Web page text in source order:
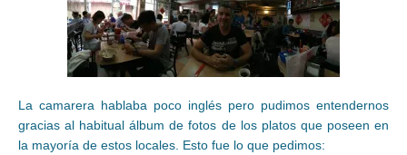
La camarera hablaba poco inglés pero pudimos entendernos
gracias al habitual álbum de fotos de los platos que poseen en
la mayoría de estos locales. Esto fue lo que pedimos: